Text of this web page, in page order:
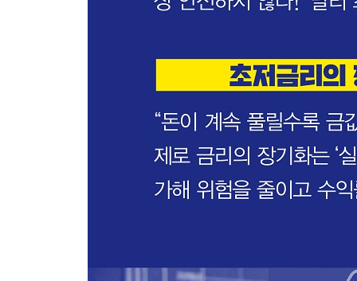
-반복되는 역사 속에서 금을 바라보라
-저금리 기조와 과도한 부채가 가져올 결과
-부채 해결의 세 가지 방법
-부채를 녹여버리는 인플레이션의 마법
-초저금리의 장기화와 금 투자의 매력
PART 4 최종 정리 편
위기에 강한 자산에 투자하라